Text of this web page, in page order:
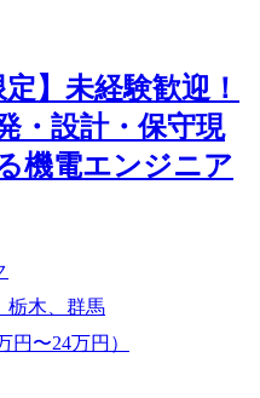
】未経験歓迎！
・設計・保守現
機電エンジニア
栃木、群馬
円〜24万円）